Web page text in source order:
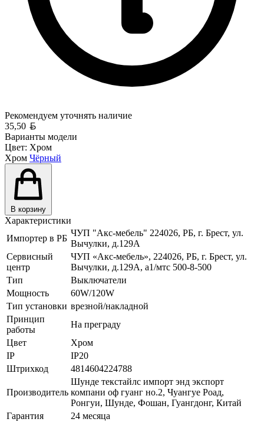
Рекомендуем уточнять наличие
35,50
Варианты модели
Цвет: Хром
Хром Чёрный
В корзину
Характеристики
Импортер в РБ
ЧУП "Акс-мебель" 224026, РБ, г. Брест, ул.
Вычулки, д.129А
Сервисный
центр
ЧУП «Акс-мебель», 224026, РБ, г. Брест, ул.
Вычулки, д.129А, a1/мтс 500-8-500
Тип
Выключатели
Мощность
60W/120W
Тип установки врезной/накладной
Принцип
работы
На преграду
Цвет
Хром
IP
IP20
Штрихкод
4814604224788
Производитель
Шунде текстайлс импорт энд экспорт
компани оф гуанг но.2, Чуангуе Роад,
Ронгуи, Шунде, Фошан, Гуангдонг, Китай
Гарантия
24 месяца